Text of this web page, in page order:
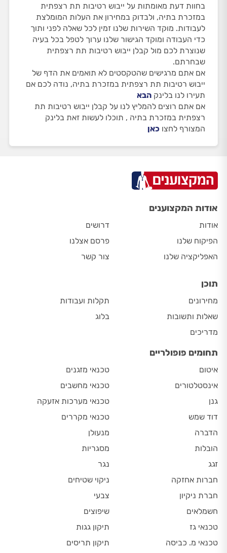
בחוות דעת מאומתות על ייבוש רטיבות תת רצפתית
במזכרת בתיה, ולבדוק במחירון את העלות המומלצת
לעבודות. מוקד השירות שלנו זמין לכל שאלה לפני ותוך
כדי העבודה ומוקד הגישור שלנו ערוך לטפל בכל בעיה
שנוצרת לכם מול קבלן ייבוש רטיבות תת רצפתית
שבחרתם.
אם אתם מרגישים שהטקסטים לא תואמים את הדף של
ייבוש רטיבות תת רצפתית במזכרת בתיה, נודה לכם אם
תעירו לנו בלינק הבא
אם אתם רוצים להמליץ לנו על קבלן ייבוש רטיבות תת
רצפתית במזכרת בתיה , תוכלו לעשות זאת בלינק
המצורף לחצו כאן
אודות המקצוענים
אודות
הפיקוח שלנו
האפליקציה שלנו
דרושים
פרסם אצלנו
צור קשר
תוכן
מחירונים
שאלות ותשובות
מדריכים
תקלות ועבודות
בלוג
תחומים פופולריים
איטום
אינסטלטורים
גנן
דוד שמש
הדברה
הובלות
זגג
חברות אחזקה
חברת ניקיון
חשמלאים
טכנאי גז
טכנאי מ. כביסה
טכנאי מזגנים
טכנאי מחשבים
טכנאי מערכות אזעקה
טכנאי מקררים
מנעולן
מסגריות
נגר
ניקוי שטיחים
צבעי
שיפוצים
תיקון גגות
תיקון תריסים